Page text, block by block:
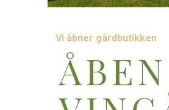
Vi åbner gårdbutikken
ÅBEN